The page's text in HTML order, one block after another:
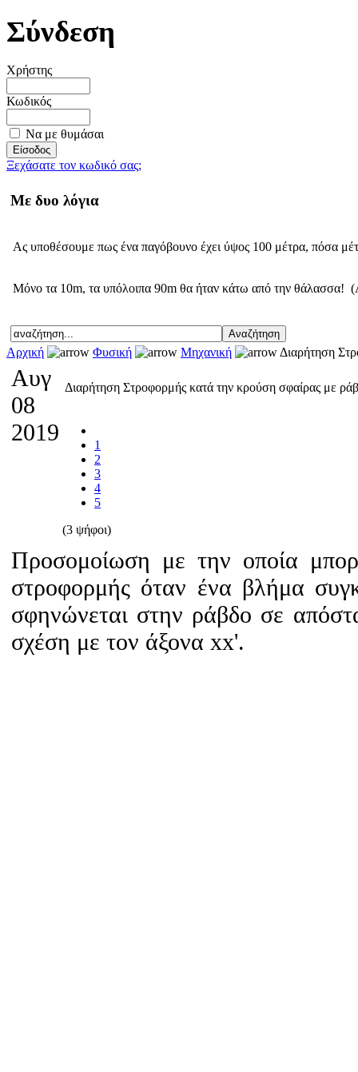
Σύνδεση
Χρήστης
Κωδικός
Να με θυμάσαι
Ξεχάσατε τον κωδικό σας;
Με δυο λόγια
Ας υποθέσουμε πως ένα παγόβουνο έχει ύψος 100 μέτρα, πόσα
Μόνο τα 10m, τα υπόλοιπα 90m θα ήταν κάτω από την θάλασσα!
Αρχική Φυσική Μηχανική Διαρήτηση
Αυγ
08
2019
Διαρήτηση Στροφορμής κατά την κρούση σφαίρας με
1
2
3
4
5
(3 ψήφοι)
Προσομοίωση με την οποία
στροφορμής όταν ένα βλήμα
σφηνώνεται στην ράβδο σε
σχέση με τον άξονα xx'.